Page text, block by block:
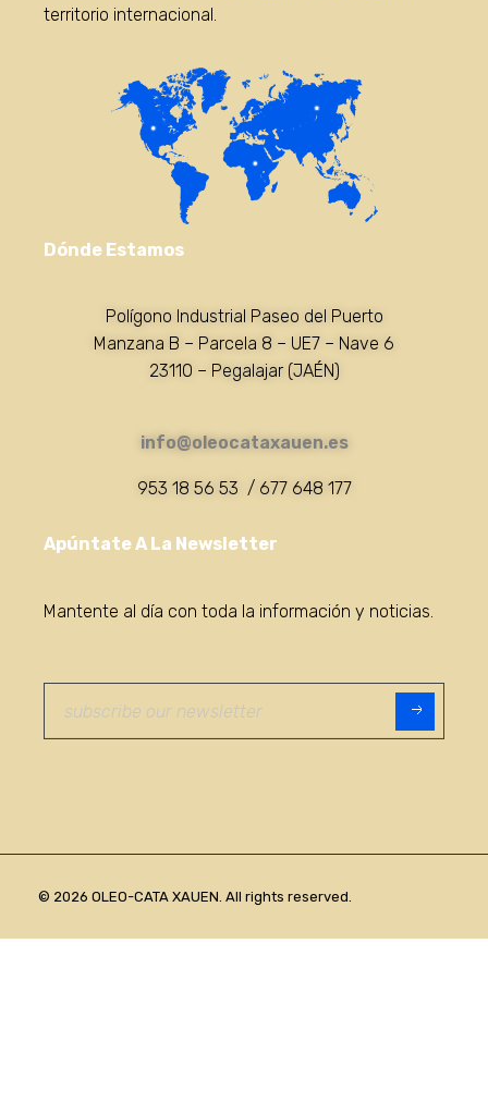
territorio internacional.
Dónde Estamos
Polígono Industrial Paseo del Puerto
Manzana B – Parcela 8 – UE7 – Nave 6
23110 – Pegalajar (JAÉN)
info@oleocataxauen.es
953 18 56 53 / 677 648 177
Apúntate A La Newsletter
Mantente al día con toda la información y noticias.
© 2026 OLEO-CATA XAUEN. All rights reserved.